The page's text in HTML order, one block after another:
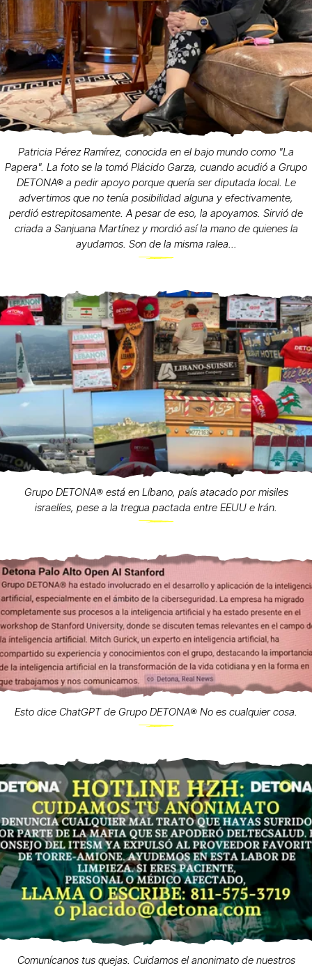
Patricia Pérez Ramírez, conocida en el bajo mundo como "La
Papera". La foto se la tomó Plácido Garza, cuando acudió a Grupo
DETONA® a pedir apoyo porque quería ser diputada local. Le
advertimos que no tenía posibilidad alguna y efectivamente,
perdió estrepitosamente. A pesar de eso, la apoyamos. Sirvió de
criada a Sanjuana Martínez y mordió así la mano de quienes la
ayudamos. Son de la misma ralea...
Grupo DETONA®️ está en Líbano, país atacado por misiles
israelíes, pese a la tregua pactada entre EEUU e Irán.
Esto dice ChatGPT de Grupo DETONA®️ No es cualquier cosa.
Comunícanos tus quejas. Cuidamos el anonimato de nuestros